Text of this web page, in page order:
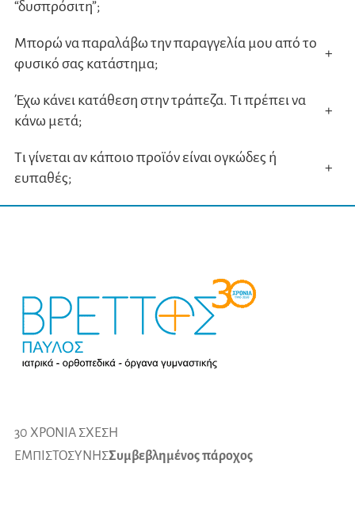
“δυσπρόσιτη”;
Μπορώ να παραλάβω την παραγγελία μου από το
φυσικό σας κατάστημα;
+
Έχω κάνει κατάθεση στην τράπεζα. Τι πρέπει να
κάνω μετά;
+
Τι γίνεται αν κάποιο προϊόν είναι ογκώδες ή
ευπαθές;
+
30 ΧΡΟΝΙΑ ΣΧΕΣΗ
ΕΜΠΙΣΤΟΣΥΝΗΣΣυμβεβλημένος πάροχος